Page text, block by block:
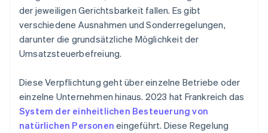
der jeweiligen Gerichtsbarkeit fallen. Es gibt
verschiedene Ausnahmen und Sonderregelungen,
darunter die grundsätzliche Möglichkeit der
Umsatzsteuerbefreiung.
Diese Verpflichtung geht über einzelne Betriebe oder
einzelne Unternehmen hinaus. 2023 hat Frankreich das
System der einheitlichen Besteuerung von
natürlichen Personen eingeführt. Diese Regelung